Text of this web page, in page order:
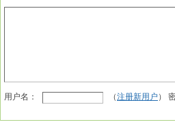
用户名： （注册新用户 ）